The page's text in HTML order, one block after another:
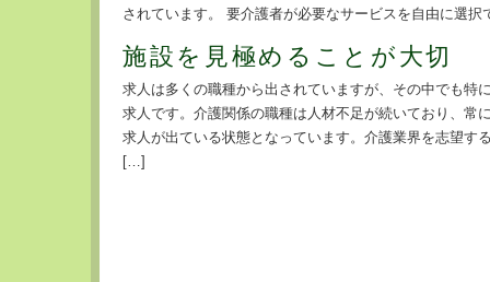
されています。 要介護者が必要なサービスを自由に選
施設を見極めることが大切
求人は多くの職種から出されていますが、その中でも特
求人です。介護関係の職種は人材不足が続いており、常
求人が出ている状態となっています。介護業界を志望す
[…]